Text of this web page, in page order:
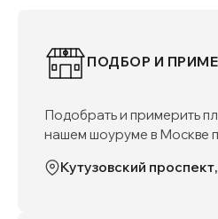
ПОДБОР И
Подобрать и примерить
нашем шоуруме в Москве
Кутузовский